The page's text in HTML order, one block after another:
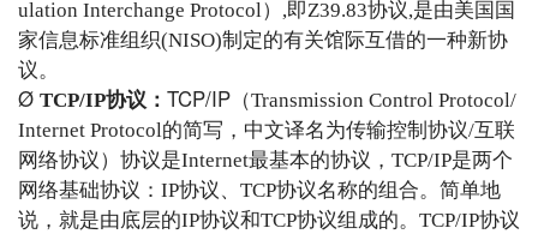
ulation Interchange Protocol） ,即Z39.83协议,是由美国国
家信息标准组织(NISO)制定的有关馆际互借的一种新协
议。
Ø TCP/IP协议 ： TCP/IP （Transmission Control Protocol/
Internet Protocol的简写，中文译名为传输控制协议/互联
网络协议）协议是Internet最基本的协议， TCP/IP是两个
网络基础协议： IP协议、 TCP协议名称的组合。简单地
说，就是由底层的IP协议和TCP协议组成的。 TCP/IP协议